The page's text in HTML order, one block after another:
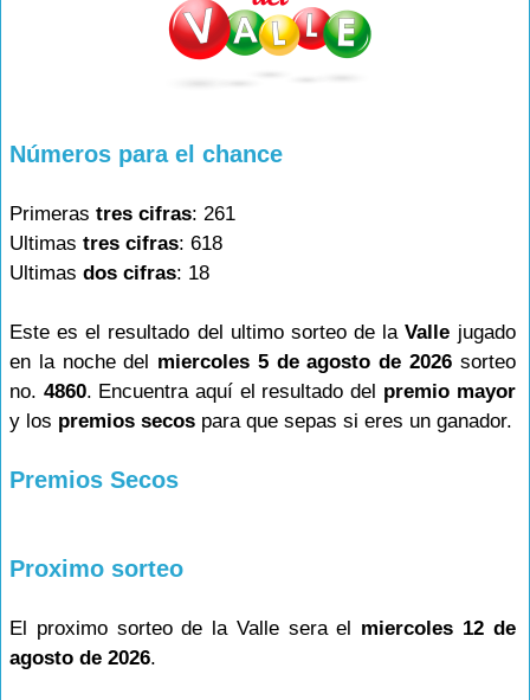
Números para el chance
Primeras tres cifras: 261
Ultimas tres cifras: 618
Ultimas dos cifras: 18
Este es el resultado del ultimo sorteo de laValle jugado
en la noche del miercoles 5 de agosto de 2026sorteo
no. 4860. Encuentra aquí el resultado del premio mayor
y los premios secos para que sepas si eres un ganador.
Premios Secos
Proximo sorteo
El proximo sorteo de la Valle sera el miercoles 12 de
agosto de 2026.